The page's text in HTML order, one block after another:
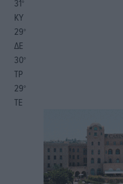
31°
ΚΥ
29°
ΔΕ
30°
ΤΡ
29°
ΤΕ